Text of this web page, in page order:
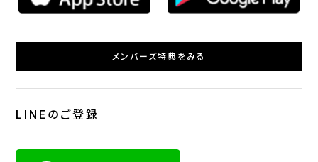
メンバーズ特典をみる
LINEのご登録